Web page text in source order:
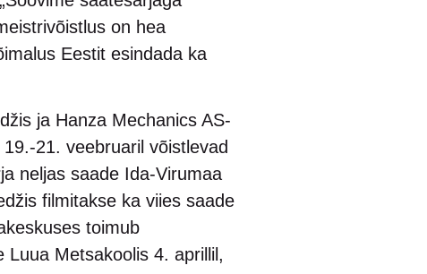
on hea
Eestit esindada ka
ja Hanza Mechanics AS-
21. veebruaril võistlevad
neljas saade Ida-Virumaa
filmitakse ka viies saade
toimub
Metsakoolis 4. aprillil,